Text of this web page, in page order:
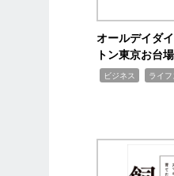
オールデイダ
トン東京お台
ビジネス ライ